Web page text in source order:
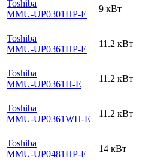
Toshiba
MMU-UP0301HP-E
9 кВт
Toshiba
MMU-UP0361HP-E
11.2 кВт
Toshiba
MMU-UP0361H-E
11.2 кВт
Toshiba
MMU-UP0361WH-E
11.2 кВт
Toshiba
MMU-UP0481HP-E
14 кВт